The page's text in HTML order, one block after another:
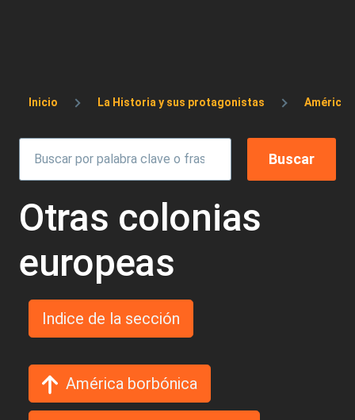
Sobrescribir enlaces de ayuda a la
Inicio La Historia y sus protagonistas América
Otras colonias
europeas
Indice de la sección
América borbónica